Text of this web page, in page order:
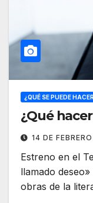
¿QUÉ SE PUEDE
¿Qué
14 DE
Estreno en el
llamado
obras de la